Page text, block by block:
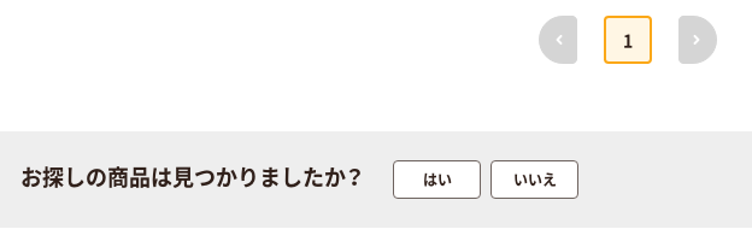
前へ
1
次へ
お探しの商品は見つかりましたか？ はい いいえ
パー ボックス
形 アルカリ乾
電池 北欧パッ
ぞ。」 緑茶
￥528~ （税込）